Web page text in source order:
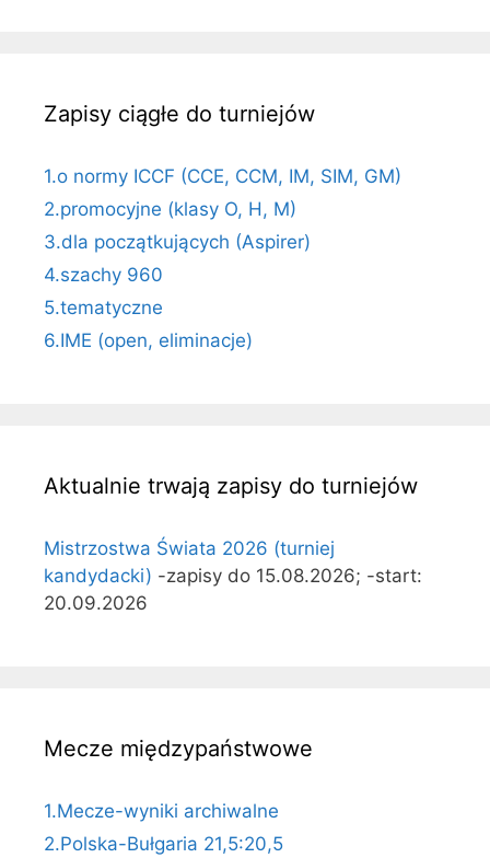
Zapisy ciągłe do turniejów
1.o normy ICCF (CCE, CCM, IM, SIM, GM)
2.promocyjne (klasy O, H, M)
3.dla początkujących (Aspirer)
4.szachy 960
5.tematyczne
6.IME (open, eliminacje)
Aktualnie trwają zapisy do turniejów
Mistrzostwa Świata 2026 (turniej
kandydacki) -zapisy do 15.08.2026; -start:
20.09.2026
Mecze międzypaństwowe
1.Mecze-wyniki archiwalne
2.Polska-Bułgaria 21,5:20,5